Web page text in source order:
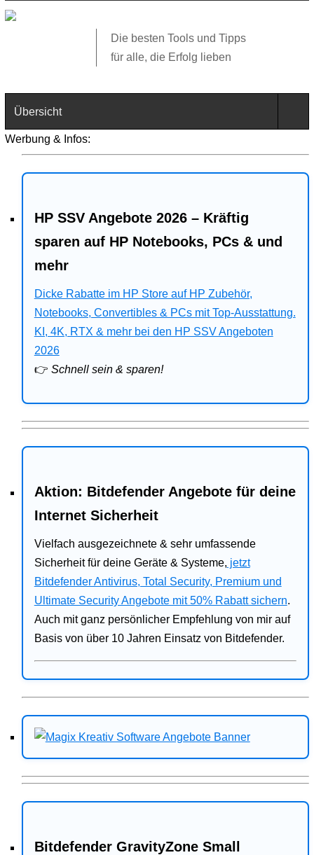
Die besten Tools und Tipps
für alle, die Erfolg lieben
Übersicht
Technik
Web
Business
Angebote
Bitdefender
Ratgeber
Werbung & Infos:
HP SSV Angebote 2026 – Kräftig
sparen auf HP Notebooks, PCs & und
mehr
Dicke Rabatte im HP Store auf HP Zubehör,
Notebooks, Convertibles & PCs mit Top-Ausstattung.
KI, 4K, RTX & mehr bei den HP SSV Angeboten
2026
👉 Schnell sein & sparen!
Aktion: Bitdefender Angebote für deine
Internet Sicherheit
Vielfach ausgezeichnete & sehr umfassende
Sicherheit für deine Geräte & Systeme, jetzt
Bitdefender Antivirus, Total Security, Premium und
Ultimate Security Angebote mit 50% Rabatt sichern.
Auch mit ganz persönlicher Empfehlung von mir auf
Basis von über 10 Jahren Einsatz von Bitdefender.
Bitdefender GravityZone Small